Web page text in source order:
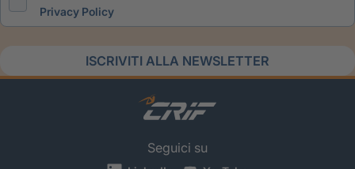
Privacy Policy
ISCRIVITI ALLA NEWSLETTER
Seguici su